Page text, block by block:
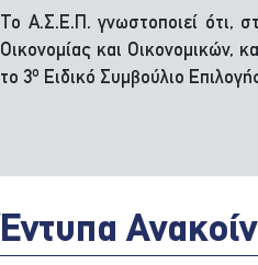
Το Α.Σ.Ε.Π. γνωστοποιεί ότι,
Οικονομίας και Οικονομικών,
το 3ο Ειδικό Συμβούλιο
Έντυπα